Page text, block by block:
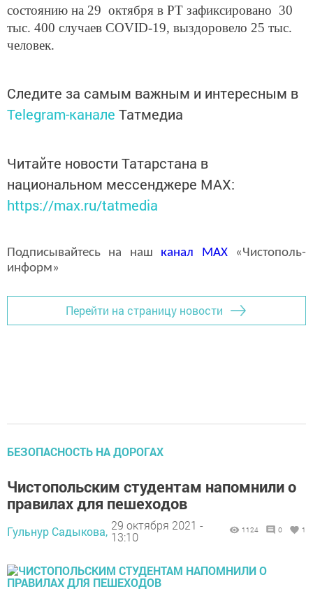
состоянию на 29 октября в РТ зафиксировано 30
тыс. 400 случаев COVID-19, выздоровело 25 тыс.
человек.
Следите за самым важным и интересным в
Telegram-канале Татмедиа
Читайте новости Татарстана в
национальном мессенджере MАХ:
https://max.ru/tatmedia
Подписывайтесь на наш канал MAX«Чистополь-
информ»
Перейти на страницу новости
БЕЗОПАСНОСТЬ НА ДОРОГАХ
Чистопольским студентам напомнили о
правилах для пешеходов
Гульнур Садыкова, 29 октября 2021 -
13:10
1124 0 1